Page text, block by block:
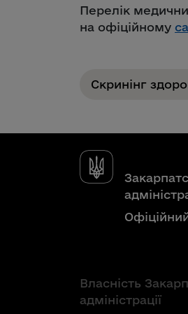
Перелік
на офіційному
Скринінг
Власність
адміністрації